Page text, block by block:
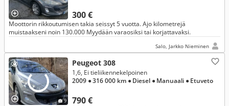
300 €
Moottorin rikkoutumisen takia seissyt 5 vuotta. Ajo kilometrejä
muistaakseni noin 130.000 Myydään varaosiksi tai korjattavaksi.
Salo, Jarkko Nieminen
9
Peugeot 308
790 €
1,6, Ei tieliikennekelpoinen
2009 ● 316 000 km ● Diesel ● Manuaali ● Etuveto